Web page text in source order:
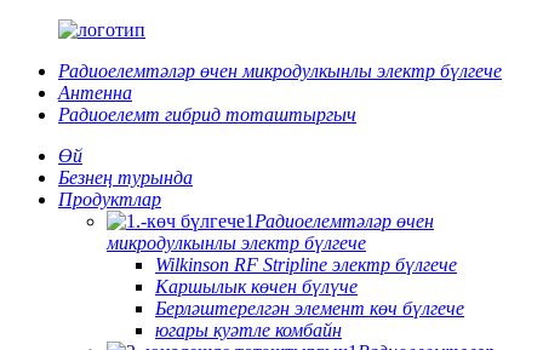
Радиоелемтәләр өчен микродулкынлы электр бүлгече
Антенна
Радиоелемт гибрид тоташтыргыч
Өй
Безнең турында
Продуктлар
Радиоелемтәләр өчен
микродулкынлы электр бүлгече
Wilkinson RF Stripline электр бүлгече
Каршылык көчен бүлүче
Берләштерелгән элемент көч бүлгече
югары куәтле комбайн